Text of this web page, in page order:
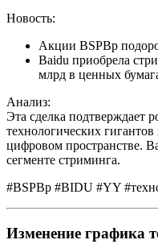
Новость:
Акции BSPBp
Baidu приобрела
млрд в ценных
Анализ:
Эта сделка подтверждает
технологических
цифровом пространстве.
сегменте стриминга.
#BSPBp #BIDU #YY
Изменение графика